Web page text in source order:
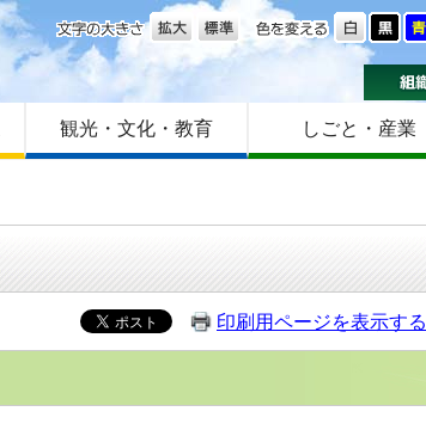
色を変える
文字の大きさ
観光・文化・教育 しごと・産業
印刷用ページを表示する